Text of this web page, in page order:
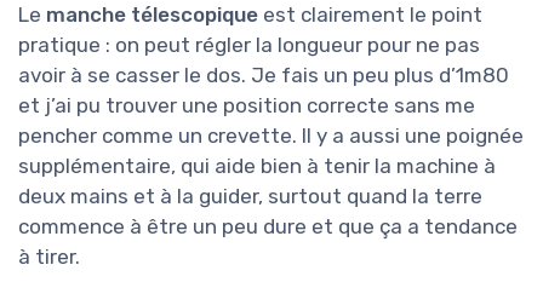
Le manche télescopique est clairement le point
pratique : on peut régler la longueur pour ne pas
avoir à se casser le dos. Je fais un peu plus d’1m80
et j’ai pu trouver une position correcte sans me
pencher comme un crevette. Il y a aussi une poignée
supplémentaire, qui aide bien à tenir la machine à
deux mains et à la guider, surtout quand la terre
commence à être un peu dure et que ça a tendance
à tirer.